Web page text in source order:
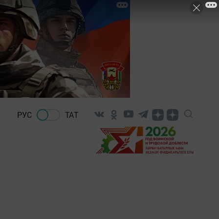
РУС ТАТ